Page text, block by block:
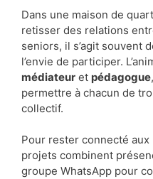
Dans une maison de
retisser des relations
seniors, il s’agit souvent
l’envie de participer.
médiateur et pédagogue
permettre à chacun de
collectif.
Pour rester connecté
projets combinent
groupe WhatsApp pour